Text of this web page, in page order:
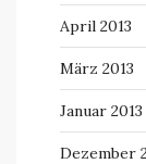
April 2013
März 2013
Januar 2013
Dezember